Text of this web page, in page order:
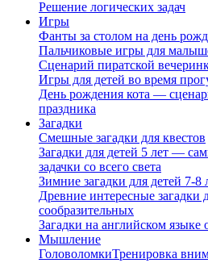
Решение логических задач
Игры
Фанты за столом на день
Пальчиковые игры для
Сценарий пиратской
Игры для детей во время
День рождения кота —
праздника
Загадки
Смешные загадки для квестов
Загадки для детей 5 лет —
задачки со всего света
Зимние загадки для детей 7-
Древние интересные загадки
сообразительных
Загадки на английском
Мышление
ГоловоломкиТренировка